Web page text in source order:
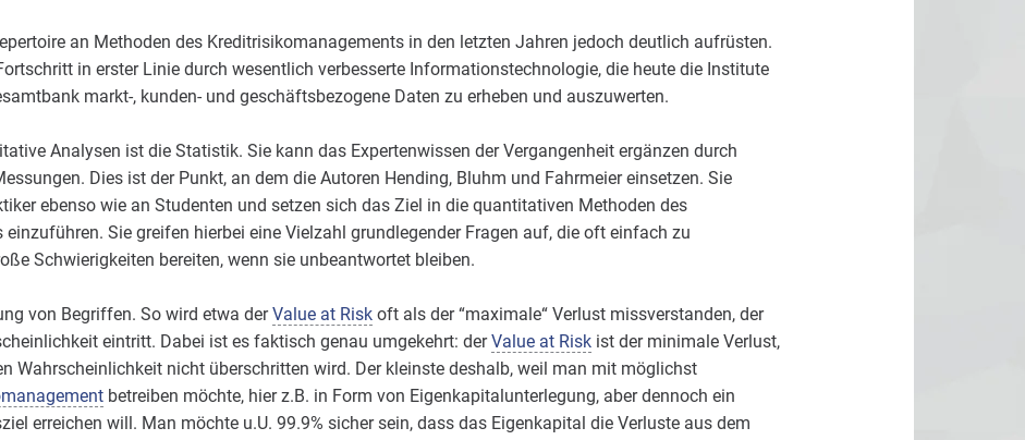
an Methoden des Kreditrisikomanagements in den letzten Jahren jedoch deutlich aufrüsten.
in erster Linie durch wesentlich verbesserte Informationstechnologie, die heute die Institute
markt-, kunden- und geschäftsbezogene Daten zu erheben und auszuwerten.
Analysen ist die Statistik. Sie kann das Expertenwissen der Vergangenheit ergänzen durch
Dies ist der Punkt, an dem die Autoren Hending, Bluhm und Fahrmeier einsetzen. Sie
ebenso wie an Studenten und setzen sich das Ziel in die quantitativen Methoden des
Sie greifen hierbei eine Vielzahl grundlegender Fragen auf, die oft einfach zu
Schwierigkeiten bereiten, wenn sie unbeantwortet bleiben.
von Begriffen. So wird etwa derValue at Riskoft als der “maximale“ Verlust missverstanden, der
eintritt. Dabei ist es faktisch genau umgekehrt: derValue at Riskist der minimale Verlust,
Wahrscheinlichkeit nicht überschritten wird. Der kleinste deshalb, weil man mit möglichst
betreiben möchte, hier z.B. in Form von Eigenkapitalunterlegung, aber dennoch ein
erreichen will. Man möchte u.U. 99.9% sicher sein, dass das Eigenkapital die Verluste aus dem